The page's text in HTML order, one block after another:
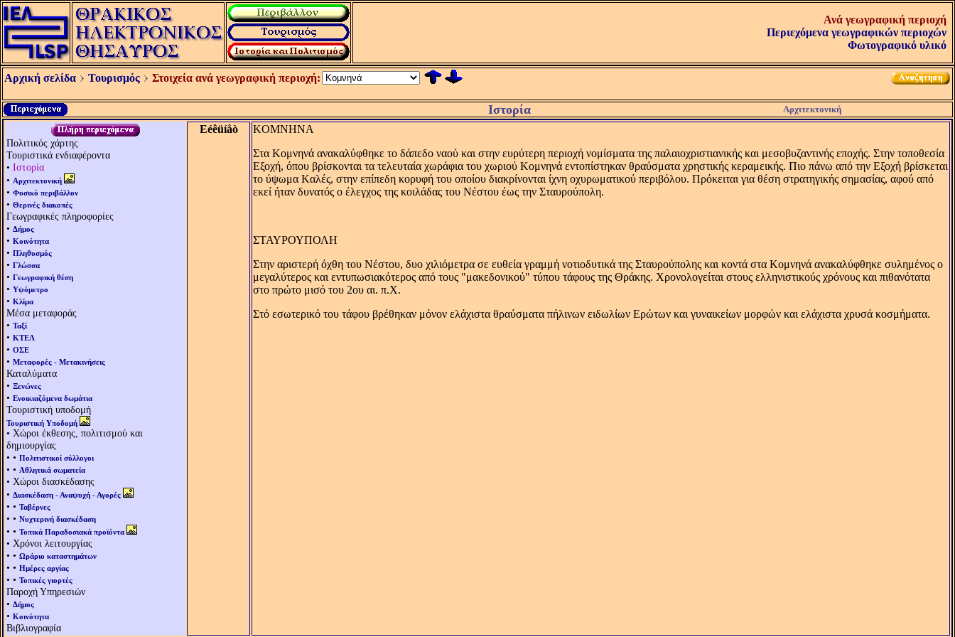
Ανά γεωγραφική περιοχή
Περιεχόμενα γεωγραφικών περιοχών
Φωτογραφικό υλικό
Αρχική σελίδα Τουρισμός Στοιχεία ανά γεωγραφική περιοχή:
Ιστορία Αρχιτεκτονική
Πολιτικός χάρτης
Τουριστικά ενδιαφέροντα
• Ιστορία
• Αρχιτεκτονική
• Φυσικό περιβάλλον
• Θερινές διακοπές
Γεωγραφικές πληροφορίες
• Δήμος
• Κοινότητα
• Πληθυσμός
• Γλώσσα
• Γεωγραφική θέση
• Υψόμετρο
• Κλίμα
Μέσα μεταφοράς
• Ταξί
• ΚΤΕΛ
• ΟΣΕ
• Μεταφορές - Μετακινήσεις
Καταλύματα
• Ξενώνες
• Ενοικιαζόμενα δωμάτια
Τουριστική υποδομή
Τουριστική Υποδομή
• Χώροι έκθεσης, πολιτισμού και
δημιουργίας
• • Πολιτιστικοί σύλλογοι
• • Αθλητικά σωματεία
• Χώροι διασκέδασης
• Διασκέδαση - Αναψυχή - Αγορές
• • Ταβέρνες
• • Νυχτερινή διασκέδαση
• • Τοπικά Παραδοσιακά προϊόντα
• Χρόνοι λειτουργίας
• • Ωράριο καταστημάτων
• • Ημέρες αργίας
• • Τοπικές γιορτές
Παροχή Υπηρεσιών
• Δήμος
• Κοινότητα
Βιβλιογραφία
Eéêüíåò
KΟΜΝΗΝA
Στα Kομνηνά ανακαλύφθηκε το δάπεδο ναού και στην ευρύτερη περιοχή νομίσματα της παλαιοχριστιανικής και μεσοβυζαντινής εποχής. Στην τοποθεσία
Eξοχή, όπου βρίσκονται τα τελευταία χωράφια του χωριού Kομνηνά εντοπίστηκαν θραύσματα χρηστικής κεραμεικής. Πιο πάνω από την Eξοχή βρίσκεται
το ύψωμα Kαλές, στην επίπεδη κορυφή του οποίου διακρίνονται ίχνη οχυρωματικού περιβόλου. Πρόκειται για θέση στρατηγικής σημασίας, αφού από
εκεί ήταν δυνατός ο έλεγχος της κοιλάδας του Nέστου έως την Σταυρούπολη.
ΣΤΑΥΡΟΥΠΟΛΗ
Στην αριστερή όχθη του Nέστου, δυο χιλιόμετρα σε ευθεία γραμμή νοτιοδυτικά της Σταυρούπολης και κοντά στα Kομνηνά ανακαλύφθηκε συλημένος ο
μεγαλύτερος και εντυπωσιακότερος από τους "μακεδονικού" τύπου τάφους της Θράκης. Xρονολογείται στους ελληνιστικούς χρόνους και πιθανότατα
στο πρώτο μισό του 2ου αι. π.X.
Στό εσωτερικό του τάφου βρέθηκαν μόνον ελάχιστα θραύσματα πήλινων ειδωλίων Eρώτων και γυναικείων μορφών και ελάχιστα χρυσά κοσμήματα.